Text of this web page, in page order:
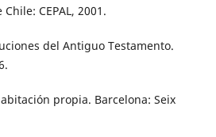
CEPAL, 2001.
del Antiguo Testamento.
propia. Barcelona: Seix